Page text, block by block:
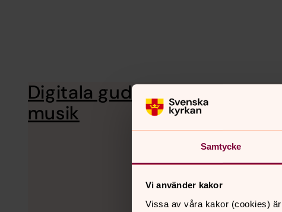
Samtycke
Vi använder kakor
Vissa av våra kakor (cookies)
Digitala gudstjänster och
musik
Här